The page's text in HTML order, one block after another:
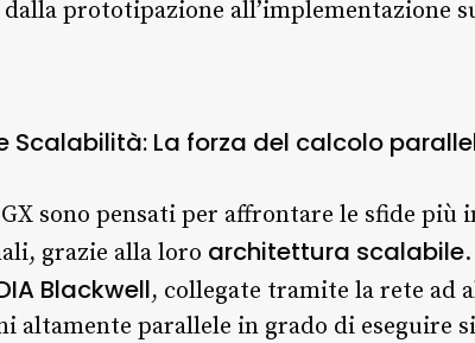
prototipazione all’implementazione
Scalabilità: La forza del calcolo
sono pensati per affrontare le sfide
grazie alla loro architettura scalabile
Blackwell, collegate tramite la rete ad
altamente parallele in grado di eseguire